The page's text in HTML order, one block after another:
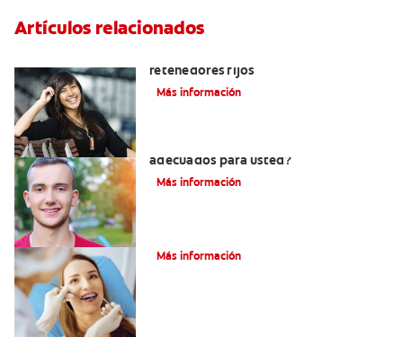
Artículos relacionados
retenedores fijos
Más información
adecuados para usted?
Más información
Más información